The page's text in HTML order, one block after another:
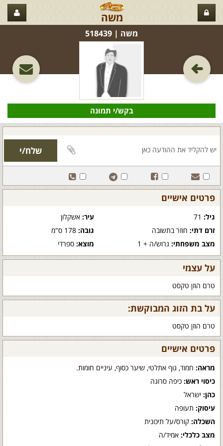
משה
משה‏ | 518439
בקש/י תמונה
פרטים אישיים
גיל: עיר:אשקלון
זרם דתי: חוזר בתשובה גובה:178 ס"מ
מצב משפחתי: גרוש/ה + 1 מוצא:ספרדי
על עצמי
טרם הוזן טקסט
על בת הזוג המבוקשת:
טרם הוזן טקסט
פרטים אישיים
מראה: חמוד, גוף אתלטי, שיער כסוף, עיניים חומות.
כיסוי ראש: כיפה סרוגה
כהן: ישראל
עיסוק: תעופה
השכלה: קורס/על תיכונית
מצב כלכלי: אמיד/ה